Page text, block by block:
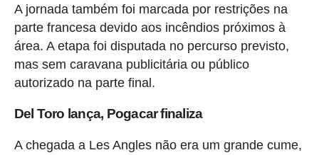
A jornada também foi marcada por restrições na
parte francesa devido aos incêndios próximos à
área. A etapa foi disputada no percurso previsto,
mas sem caravana publicitária ou público
autorizado na parte final.
Del Toro lança, Pogacar finaliza
A chegada a Les Angles não era um grande cume,